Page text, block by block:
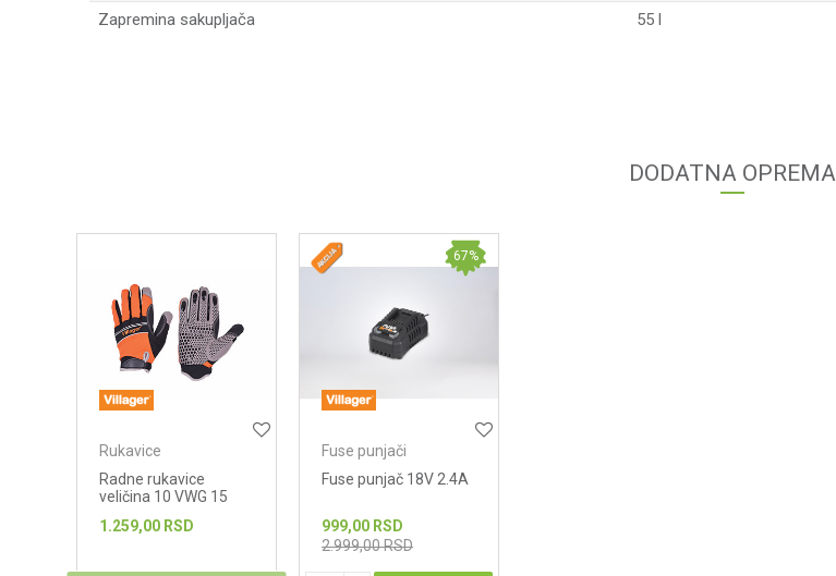
Zapremina sakupljača
55 l
POŠALJI
DODATNA OPREMA
Rukavice
Radne rukavice
veličina 10 VWG 15
1.259,00 RSD
67%
Fuse punjači
Fuse punjač 18V 2.4A
999,00 RSD
2.999,00RSD